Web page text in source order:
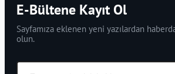
E-Bültene Kayıt Ol
Sayfamıza eklenen yeni yazılardan
olun.